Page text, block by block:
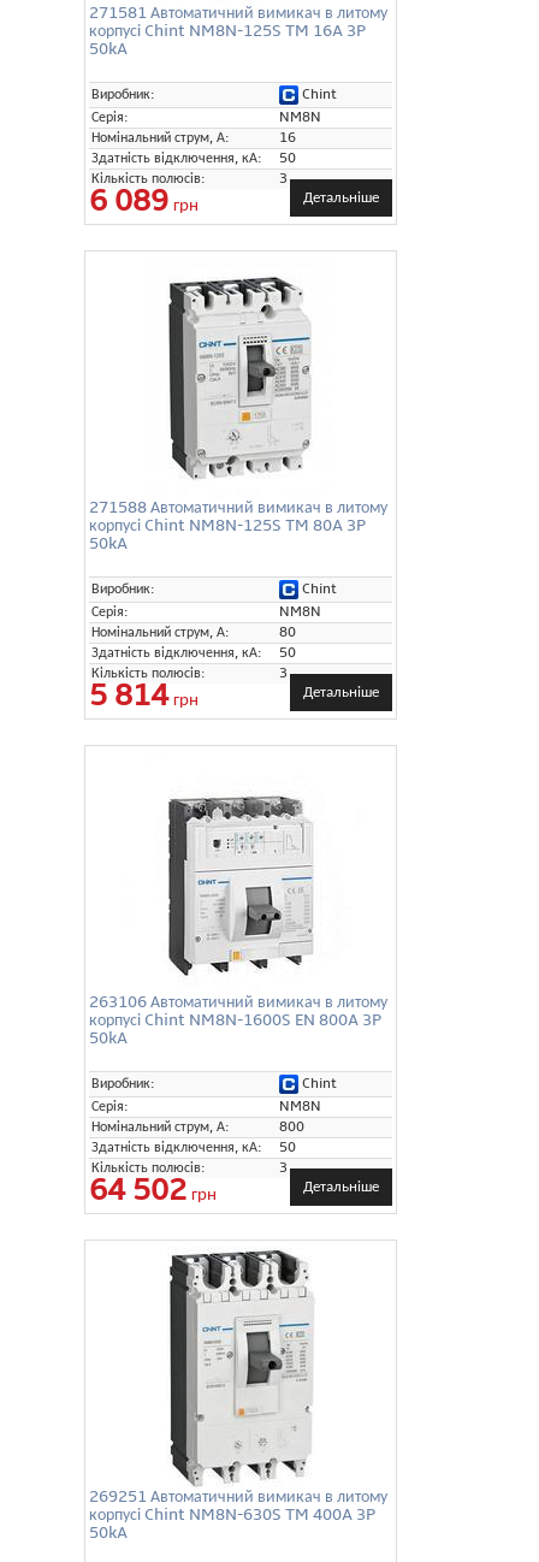
271581 Автоматичний вимикач в литому
корпусі Chint NM8N-125S TM 16A 3P
50kA
Виробник:
Chint
Серія:
NM8N
Номінальний струм, А:
16
Здатність відключення, кА:
50
Кількість полюсів:
3
6 089 грн Детальніше
271588 Автоматичний вимикач в литому
корпусі Chint NM8N-125S TM 80A 3P
50kA
Виробник:
Chint
Серія:
NM8N
Номінальний струм, А:
80
Здатність відключення, кА:
50
Кількість полюсів:
3
5 814грн Детальніше
263106 Автоматичний вимикач в литому
корпусі Chint NM8N-1600S EN 800A 3P
50kA
Виробник:
Chint
Серія:
NM8N
Номінальний струм, А:
800
Здатність відключення, кА:
50
Кількість полюсів:
3
64 502 грн Детальніше
269251 Автоматичний вимикач в литому
корпусі Chint NM8N-630S TM 400A 3P
50kA